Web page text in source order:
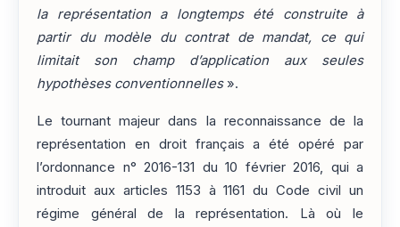
la représentation a longtemps été construite à
partir du modèle du contrat de mandat, ce qui
limitait son champ d’application aux seules
hypothèses conventionnelles».
Le tournant majeur dans la reconnaissance de la
représentation en droit français a été opéré par
l’ordonnance n° 2016-131 du 10 février 2016, qui a
introduit aux articles 1153 à 1161 du Code civil un
régime général de la représentation. Là où le